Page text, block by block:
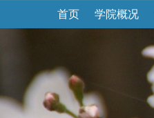
首页 学院概况